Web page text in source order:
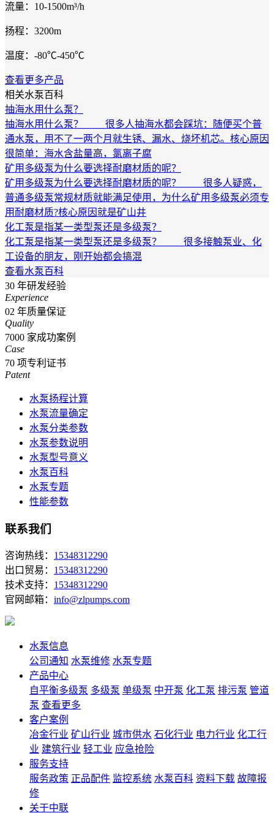
流量：10-1500m³/h
扬程：3200m
温度：-80℃-450℃
查看更多产品
相关水泵百科
抽海水用什么泵？
抽海水用什么泵？ 很多人抽海水都会踩坑：随便买个普
通水泵，用不了一两个月就生锈、漏水、烧坏机芯。核心原因
很简单：海水含盐量高，氯离子腐
矿用多级泵为什么要选择耐磨材质的呢？
矿用多级泵为什么要选择耐磨材质的呢？ 很多人疑惑，
普通多级泵常规材质就能满足使用，为什么矿用多级泵必须专
用耐磨材质?核心原因就是矿山井
化工泵是指某一类型泵还是多级泵？
化工泵是指某一类型泵还是多级泵？ 很多接触泵业、化
工设备的朋友，刚开始都会搞混
查看水泵百科
30 年研发经验
Experience
02 年质量保证
Quality
7000 家成功案例
Case
70 项专利证书
Patent
水泵扬程计算
水泵流量确定
水泵分类参数
水泵参数说明
水泵型号意义
水泵百科
水泵专题
性能参数
联系我们
咨询热线： 15348312290
出口贸易： 15348312290
技术支持： 15348312290
官网邮箱： info@zlpumps.com
水泵信息
公司通知 水泵维修 水泵专题
产品中心
自平衡多级泵 多级泵 单级泵 中开泵 化工泵 排污泵 管道
泵 查看更多
客户案例
冶金行业 矿山行业 城市供水 石化行业 电力行业 化工行
业 建筑行业 轻工业 应急抢险
服务支持
服务政策 正品配件 监控系统 水泵百科 资料下载 故障报
修
关于中联